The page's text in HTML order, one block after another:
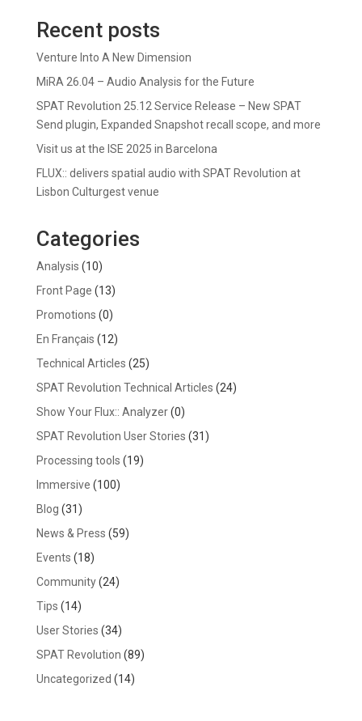
Recent posts
Venture Into A New Dimension
MiRA 26.04 – Audio Analysis for the Future
SPAT Revolution 25.12 Service Release – New SPAT
Send plugin, Expanded Snapshot recall scope, and more
Visit us at the ISE 2025 in Barcelona
FLUX:: delivers spatial audio with SPAT Revolution at
Lisbon Culturgest venue
Categories
Analysis (10)
Front Page (13)
Promotions (0)
En Français (12)
Technical Articles (25)
SPAT Revolution Technical Articles (24)
Show Your Flux:: Analyzer(0)
SPAT Revolution User Stories (31)
Processing tools (19)
Immersive (100)
Blog (31)
News & Press (59)
Events (18)
Community(24)
Tips (14)
User Stories (34)
SPAT Revolution (89)
Uncategorized (14)